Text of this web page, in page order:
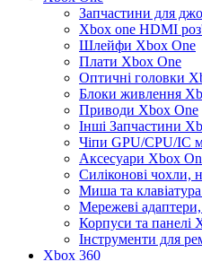
Запчастини для
Xbox one HDMI
Шлейфи Xbox One
Плати Xbox One
Оптичні головки
Блоки живлення
Приводи Xbox One
Інші Запчастини
Чіпи GPU/CPU/IC
Аксесуари Xbox
Силіконові чохли,
Миша та
Мережеві
Корпуси та панелі
Інструменти для
Xbox 360